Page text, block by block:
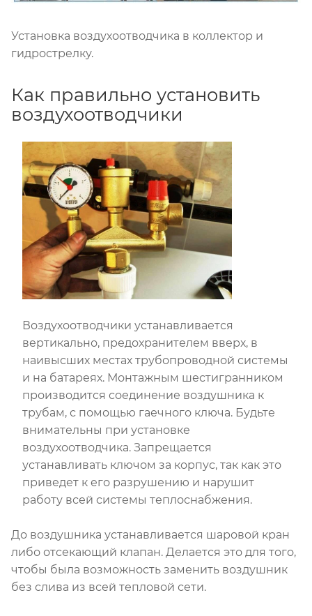
Установка воздухоотводчика в коллектор и
гидрострелку.
Как правильно установить
воздухоотводчики
Воздухоотводчики устанавливается
вертикально, предохранителем вверх, в
наивысших местах трубопроводной системы
и на батареях. Монтажным шестигранником
производится соединение воздушника к
трубам, с помощью гаечного ключа. Будьте
внимательны при установке
воздухоотводчика. Запрещается
устанавливать ключом за корпус, так как это
приведет к его разрушению и нарушит
работу всей системы теплоснабжения.
До воздушника устанавливается шаровой кран
либо отсекающий клапан. Делается это для того,
чтобы была возможность заменить воздушник
без слива из всей тепловой сети.